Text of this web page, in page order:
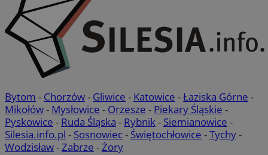
Bytom - Chorzów- Gliwice - Katowice -Łaziska Górne -
Mikołów- Mysłowice - Orzesze - Piekary Śląskie -
Pyskowice - Ruda Śląska - Rybnik- Siemianowice -
Silesia.info.pl - Sosnowiec- Świętochłowice -Tychy-
Wodzisław-Zabrze -Żory